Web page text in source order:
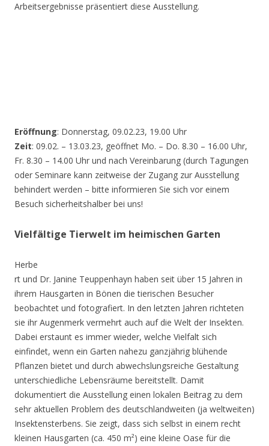
Arbeitsergebnisse präsentiert diese Ausstellung.
Eröffnung: Donnerstag, 09.02.23, 19.00 Uhr
Zeit: 09.02. – 13.03.23, geöffnet Mo. – Do. 8.30 – 16.00 Uhr,
Fr. 8.30 – 14.00 Uhr und nach Vereinbarung (durch Tagungen
oder Seminare kann zeitweise der Zugang zur Ausstellung
behindert werden – bitte informieren Sie sich vor einem
Besuch sicherheitshalber bei uns!
Vielfältige Tierwelt im heimischen Garten
Herbe
rt und Dr. Janine Teuppenhayn haben seit über 15 Jahren in
ihrem Hausgarten in Bönen die tierischen Besucher
beobachtet und fotografiert. In den letzten Jahren richteten
sie ihr Augenmerk vermehrt auch auf die Welt der Insekten.
Dabei erstaunt es immer wieder, welche Vielfalt sich
einfindet, wenn ein Garten nahezu ganzjährig blühende
Pflanzen bietet und durch abwechslungsreiche Gestaltung
unterschiedliche Lebensräume bereitstellt. Damit
dokumentiert die Ausstellung einen lokalen Beitrag zu dem
sehr aktuellen Problem des deutschlandweiten (ja weltweiten)
Insektensterbens. Sie zeigt, dass sich selbst in einem recht
kleinen Hausgarten (ca. 450 m²) eine kleine Oase für die